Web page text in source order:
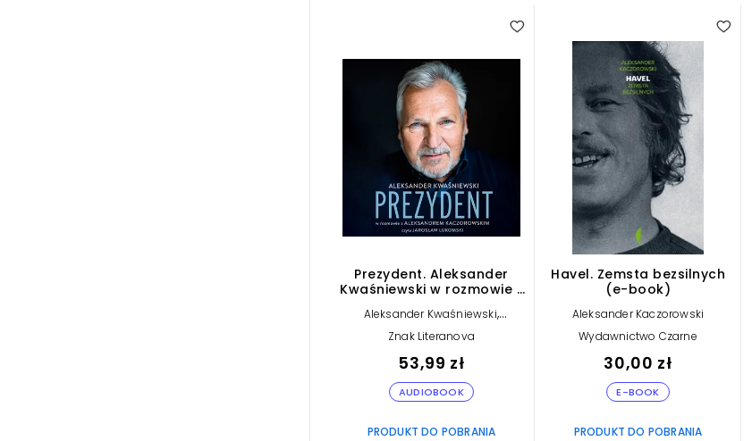
Prezydent. Aleksander
Kwaśniewski w rozmowie z
Aleksandrem
Kaczorowskim (plik audio)
Aleksander Kwaśniewski,
Aleksander Kaczorowski
Znak Literanova
53,99 zł
AUDIOBOOK
PRODUKT DO POBRANIA
Havel. Zemsta bezsilnych
(e-book)
Aleksander Kaczorowski
Wydawnictwo Czarne
30,00 zł
E-BOOK
PRODUKT DO POBRANIA